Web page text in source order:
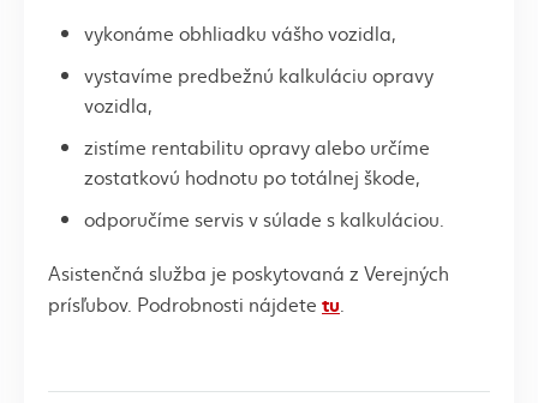
vykonáme obhliadku vášho vozidla,
vystavíme predbežnú kalkuláciu opravy
vozidla,
zistíme rentabilitu opravy alebo určíme
zostatkovú hodnotu po totálnej škode,
odporučíme servis v súlade s kalkuláciou.
Asistenčná služba je poskytovaná z Verejných
prísľubov. Podrobnosti nájdete tu